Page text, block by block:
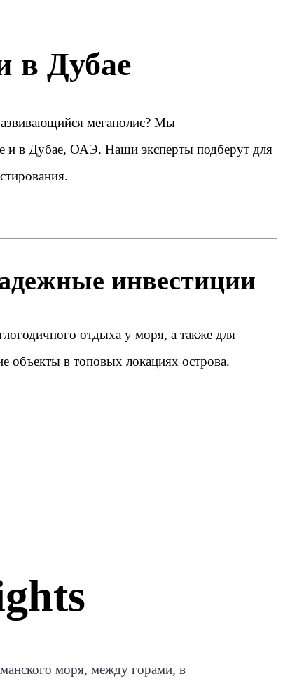
в Дубае
мегаполис? Мы
и в Дубае, ОАЭ. Наши эксперты подберут для
инвестиции
отдыха у моря, а также для
объекты в топовых локациях острова.
моря, между горами, в